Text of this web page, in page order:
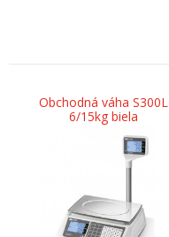
Obchodná váha S300L
6/15kg biela